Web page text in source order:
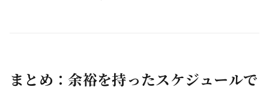
まとめ：余裕を持ったスケジュールで